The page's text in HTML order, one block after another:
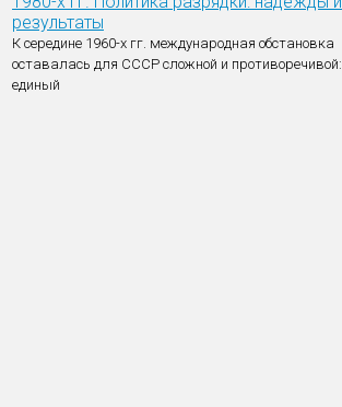
результаты
К середине 1960-х гг. международная обстановка
оставалась для СССР сложной и противоречивой:
единый